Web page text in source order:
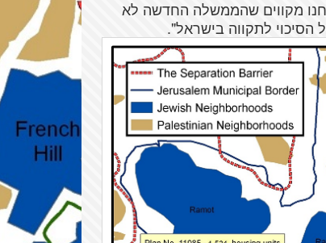
מקווים שהממשלה החדשה לא
הסיכוי לתקווה בישראל".